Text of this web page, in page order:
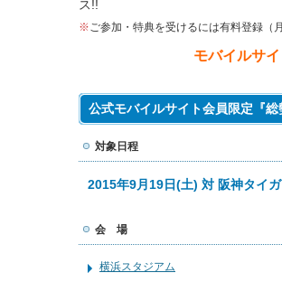
ス!!
※ご参加・特典を受けるには有料登録（
モバイルサ
公式モバイルサイト会員限定『
対象日程
2015年9月19日(土) 対 阪神タイ
会 場
横浜スタジアム